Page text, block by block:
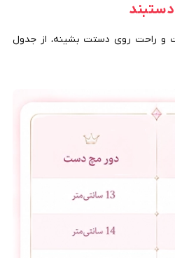
و راحت روی دستت بشینه، از جدول